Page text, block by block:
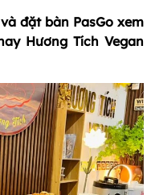
đặt bàn PasGo xem
Hương Tích Vegan